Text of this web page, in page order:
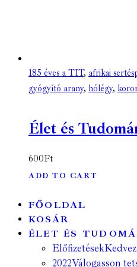
185 éves a TIT, afrikai
gyógyító arany, hólégy,
Élet és
600Ft
ADD TO CART
FŐOLDAL
KOSÁR
ÉLET ÉS
Előfizetések
2022Válogasson